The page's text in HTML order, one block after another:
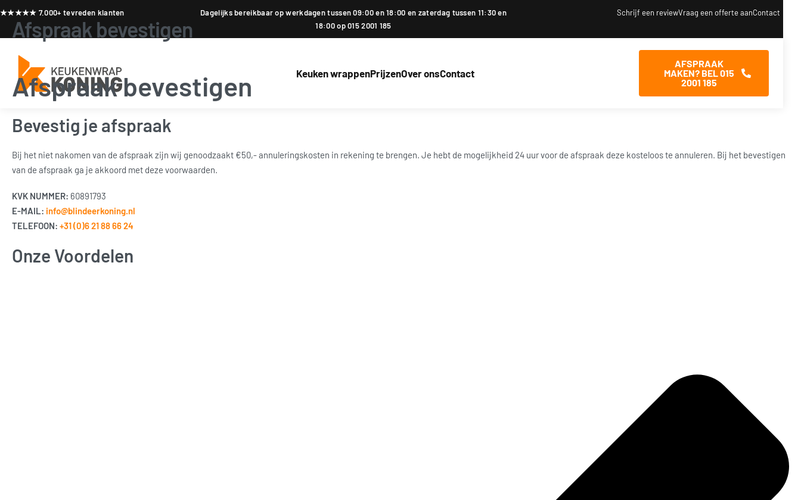
★★★★★ 7.000+ tevreden klanten
Dagelijks bereikbaar op werkdagen tussen 09:00 en 18:00 en zaterdag tussen 11:30 en
18:00 op 015 2001 185
Schrijf een reviewVraag een offerte aanContact
Keuken wrappenPrijzenOver onsContact
AFSPRAAK
MAKEN? BEL 015
2001 185
Afspraak bevestigen
Afspraak bevestigen
Bevestig je afspraak
Bij het niet nakomen van de afspraak zijn wij genoodzaakt €50,- annuleringskosten in rekening te brengen. Je hebt de mogelijkheid 24 uur voor de afspraak deze kosteloos te annuleren. Bij het bevestigen
van de afspraak ga je akkoord met deze voorwaarden.
KVK NUMMER: 60891793
E-MAIL: info@blindeerkoning.nl
TELEFOON: +31 (0)6 21 88 66 24
Onze Voordelen